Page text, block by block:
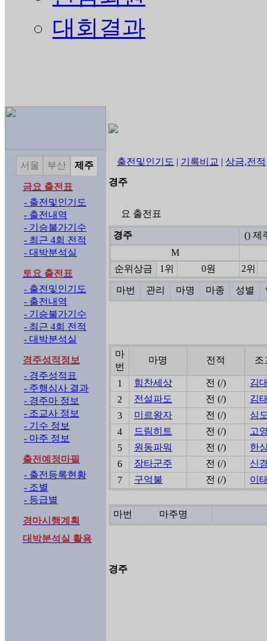
대회결과
서울 부산 제주
금요 출전표
- 출전및인기도
- 출전내역
- 기승불가기수
- 최근 4회 전적
- 대박분석실
토요 출전표
- 출전및인기도
- 출전내역
- 기승불가기수
- 최근 4회 전적
- 대박분석실
경주성적정보
- 경주성적표
- 주행심사 결과
- 경주마 정보
- 조교사 정보
- 기수 정보
- 마주 정보
출전예정마필
- 출전등록현황
- 조별
- 등급별
경마시행계획
대박분석실 활용
출전및인기도 | 기록비교 | 상금,전적
경주
요 출전표
경주
() 제
M
순위상금
1위 0원 2위
마번 관리 마명 마종 성별
마
번
마명 전적 조
1 힘찬세상 전 (/)
김
2
전설파도 전 (/)
김
3
미르왕자 전 (/)
심
4
드림히트 전 (/)
고
5
원동파워 전 (/)
한
6
장타군주 전 (/)
신
7
구억불 전 (/) 이
마번 마주명
경주